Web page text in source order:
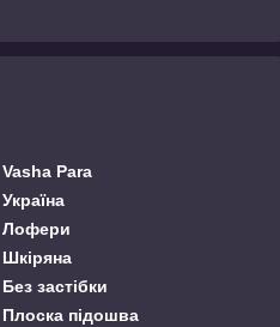
Vasha Para
Україна
Лофери
Шкіряна
Без застібки
Плоска підошва